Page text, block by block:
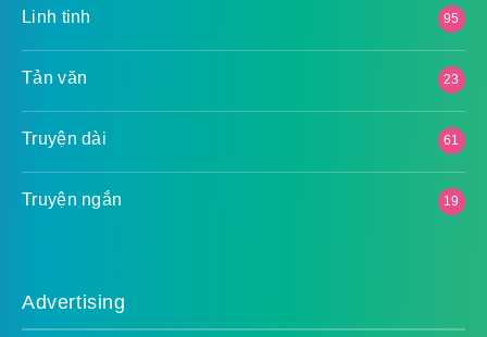
Linh tinh 95
Tản văn 23
Truyện dài 61
Truyện ngắn 19
Advertising